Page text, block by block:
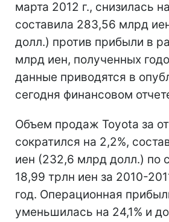
марта 2012 г., снизилась
составила 283,56 млрд
долл.) против прибыли в
млрд иен, полученных
данные приводятся в
сегодня финансовом
Объем продаж Toyota за
сократился на 2,2%,
иен (232,6 млрд долл.) по
18,99 трлн иен за 2010-
год. Операционная
уменьшилась на 24,1% и